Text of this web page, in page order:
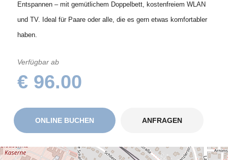
Entspannen – mit gemütlichem Doppelbett, kostenfreiem WLAN
und TV. Ideal für Paare oder alle, die es gern etwas komfortabler
haben.
Verfügbar ab
€ 96.00
ONLINE BUCHEN ANFRAGEN